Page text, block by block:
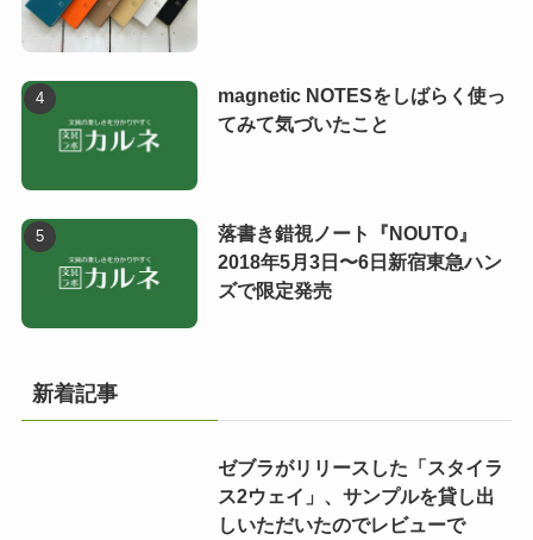
magnetic NOTESをしばらく使っ
てみて気づいたこと
落書き錯視ノート『NOUTO』
2018年5月3日〜6日新宿東急ハン
ズで限定発売
新着記事
ゼブラがリリースした「スタイラ
ス2ウェイ」、サンプルを貸し出
しいただいたのでレビューで